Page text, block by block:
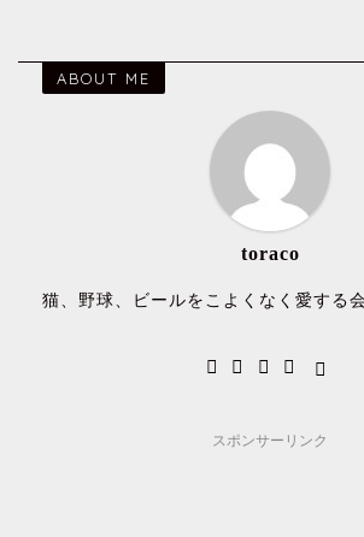
ABOUT ME
toraco
猫、野球、ビールをこよくなく愛する会
スポンサーリンク